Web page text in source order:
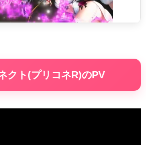
クト(プリコネR)のPV